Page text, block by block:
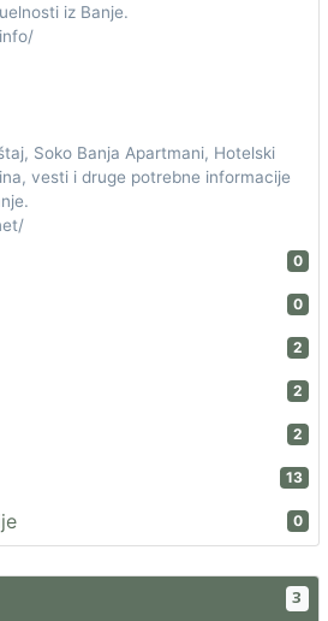
iz Banje.
Soko Banja Apartmani, Hotelski
vesti i druge potrebne informacije
0
0
2
2
2
13
0
3